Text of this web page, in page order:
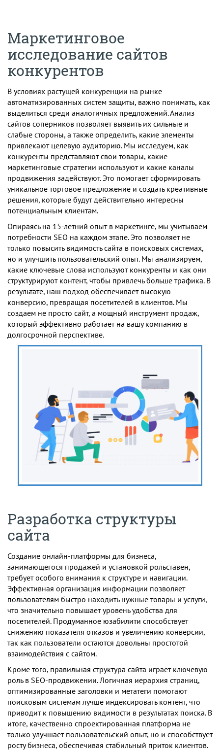
Маркетинговое
исследование сайтов
конкурентов
В условиях растущей конкуренции на рынке
автоматизированных систем защиты, важно понимать, как
выделиться среди аналогичных предложений. Анализ
сайтов соперников позволяет выявить их сильные и
слабые стороны, а также определить, какие элементы
привлекают целевую аудиторию. Мы исследуем, как
конкуренты представляют свои товары, какие
маркетинговые стратегии используют и какие каналы
продвижения задействуют. Это помогает сформировать
уникальное торговое предложение и создать креативные
решения, которые будут действительно интересны
потенциальным клиентам.
Опираясь на 15-летний опыт в маркетинге, мы учитываем
потребности SEO на каждом этапе. Это позволяет не
только повысить видимость сайта в поисковых системах,
но и улучшить пользовательский опыт. Мы анализируем,
какие ключевые слова используют конкуренты и как они
структурируют контент, чтобы привлечь больше трафика. В
результате, наш подход обеспечивает высокую
конверсию, превращая посетителей в клиентов. Мы
создаем не просто сайт, а мощный инструмент продаж,
который эффективно работает на вашу компанию в
долгосрочной перспективе.
Разработка структуры
сайта
Создание онлайн-платформы для бизнеса,
занимающегося продажей и установкой рольставен,
требует особого внимания к структуре и навигации.
Эффективная организация информации позволяет
пользователям быстро находить нужные товары и услуги,
что значительно повышает уровень удобства для
посетителей. Продуманное юзабилити способствует
снижению показателя отказов и увеличению конверсии,
так как пользователи остаются довольны простотой
взаимодействия с сайтом.
Кроме того, правильная структура сайта играет ключевую
роль в SEO-продвижении. Логичная иерархия страниц,
оптимизированные заголовки и метатеги помогают
поисковым системам лучше индексировать контент, что
приводит к повышению видимости в результатах поиска. В
итоге, качественно спроектированная платформа не
только улучшает пользовательский опыт, но и способствует
росту бизнеса, обеспечивая стабильный приток клиентов.